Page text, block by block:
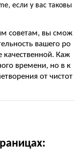
если у вас таковы
советам, вы смож
вашего ро
качественной. Каж
времени, но в к
от чистот